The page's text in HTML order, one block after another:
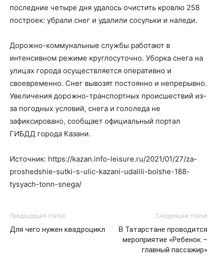
последние четыре дня удалось очистить кровлю 258
построек: убрали снег и удалили сосульки и наледи.
Дорожно-коммунальные службы работают в
интенсивном режиме круглосуточно. Уборка снега на
улицах города осуществляется оперативно и
своевременно. Снег вывозят постоянно и непрерывно.
Увеличения дорожно-транспортных происшествий из-
за погодных условий, снега и гололеда не
зафиксировано, сообщает официальный портал
ГИБДД города Казани.
Источник: https://kazan.info-leisure.ru/2021/01/27/za-
proshedshie-sutki-s-ulic-kazani-udalili-bolshe-188-
tysyach-tonn-snega/
Предыдущая статья
Для чего нужен квадроцикл
Следующая статья
В Татарстане проводится
мероприятие «Ребенок –
главный пассажир»